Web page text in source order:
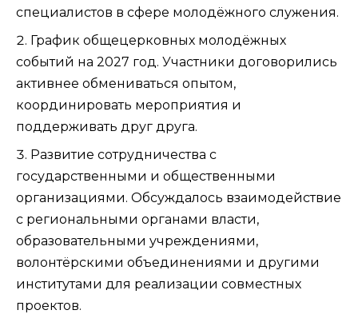
специалистов в сфере молодёжного служения.
График общецерковных молодёжных
событий на 2027 год. Участники договорились
активнее обмениваться опытом,
координировать мероприятия и
поддерживать друг друга.
Развитие сотрудничества с
государственными и общественными
организациями. Обсуждалось взаимодействие
с региональными органами власти,
образовательными учреждениями,
волонтёрскими объединениями и другими
институтами для реализации совместных
проектов.